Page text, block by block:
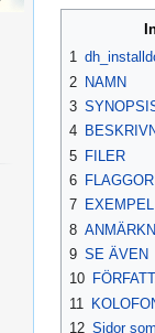
navigering
1
2 NAMN
3
4
5 FILER
6 FLAGGOR
7 EXEMPEL
8
9 SE ÄVEN
10
11
12 Sidor